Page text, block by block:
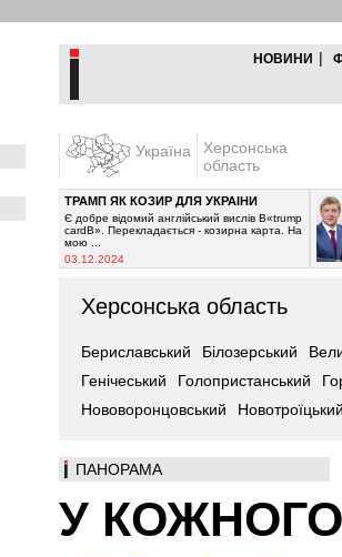
НОВИНИ |
Україна
Херсонська
область
ТРАМП ЯК КОЗИР ДЛЯ УКРАЇНИ
Є добре відомий англійський вислів В«trump
cardВ». Перекладається - козирна карта. На
мою ...
03.12.2024
Херсонська область
Бериславський Білозерський
Генічеський
Голопристанський
Нововоронцовський
ПАНОРАМА
У